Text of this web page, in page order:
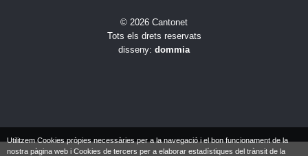
© 2026 Cantonet
Tots els drets reservats
disseny: dommia
Utilitzem Cookies pròpies necessàries per a la navegació i el bon funcionament de la
nostra pàgina web i Cookies de tercers per a elaborar estadístiques del trànsit de la